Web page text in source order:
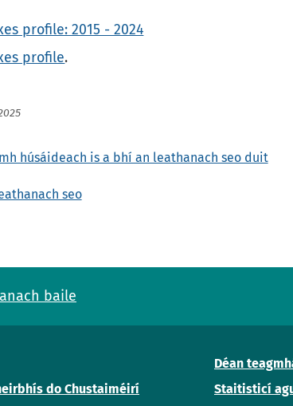
profile: 2015 - 2024
profile.
húsáideach is a bhí an leathanach seo duit
seo
baile
do Chustaiméirí
Déan
Staitisticí